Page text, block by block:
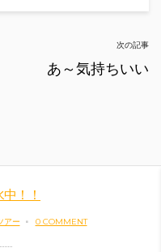
次の記事
あ～気持ちいい
！！
アー 0 COMMENT